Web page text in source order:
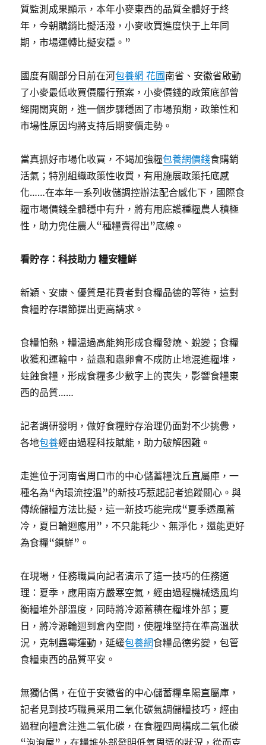
質監測成果顯示，本年小麥東西的品質全體好于終
年，今朝購銷比擬活潑，小麥收買進度快于上年同
期，市場運轉比擬安穩。”
國度有關部分日前在河包養網 花圃南省、安徽省啟動
了小麥最低收買價履行預案，小麥價錢的政策底部曾
經開闊爽朗，進一個步驟穩固了市場預期，政策性和
市場性原因均將支持后期麥價走勢。
當真抓好市場化收買，不竭加強糧包養網價錢食購銷
活氣；特別組織政策性收買，有用施展政策托底感
化……在本年一系列收儲調控辦法配合感化下，國際食
糧市場價錢全體穩中有升，將有用庇護種糧農人積極
性，助力兜住農人“種糧賣得出”底線。
看貯存：科技助力 糧安糧鮮
新穎、安康、優質是花費者對食糧品德的等待，這對
食糧貯存環節提出更高請求。
食糧怕熱，糧溫過高能夠形成食糧發燒、蛻變；食糧
收獲和運輸中，益蟲和蟲卵會不成防止地混進糧堆，
蛀蝕食糧，形成食糧多少數字上的喪失，影響食糧東
西的品質……
記者調研發明，做好食糧貯存治理仍面對不少挑釁，
各地包養經由過程科技賦能，助力破解困難。
走進位于河南省周口市的中心儲蓄糧沈丘直屬庫，一
種名為“內環流控溫”的新技巧惹起記者追蹤關心。與
傳統儲糧方法比擬，這一新技巧能完成“夏季透風蓄
冷，夏日輪迴應用”，不只能耗少、無淨化，還能更好
為食糧“鎖鮮”。
在現場，任務職員向記者演示了這一技巧的任務道
理：夏季，應用南方嚴寒空氣，經由過程機械透風均
衡糧堆外部溫度，同時將冷源蓄積在糧堆外部；夏
日，將冷源輪迴到倉內空間，使糧堆堅持在準高溫狀
況，克制蟲霉運動，延緩包養網食糧品德劣變，包管
食糧東西的品質平安。
無獨佔偶，在位于安徽省的中心儲蓄糧阜陽直屬庫，
記者見到技巧職員采用二氧化碳氣調儲糧技巧，經由
過程向糧倉注進二氧化碳，在食糧四周構成二氧化碳
“泡泡屋”，在糧堆外部發明低氧周遭的狀況，從而克